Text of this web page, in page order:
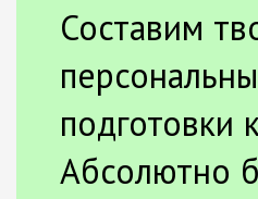
Составим
подготовки
Абсолютно